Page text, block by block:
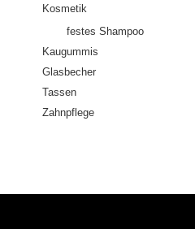
Kosmetik
festes Shampoo
Kaugummis
Glasbecher
Tassen
Zahnpflege